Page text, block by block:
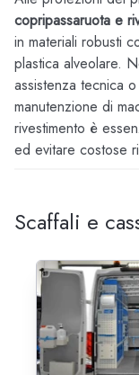
copripassaruota e
in materiali robusti
plastica alveolare.
assistenza tecnica
manutenzione di
rivestimento è
ed evitare costose
Scaffali e